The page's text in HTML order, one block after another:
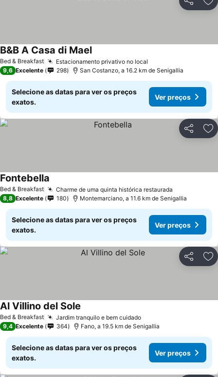
Partilhar
Bed & Breakfast Estacionamento privativo no local
B&B A Casa di Mael
9,6 Excelente 298 San Costanzo, a 16.2 km de Senigallia
Selecione as datas para ver os preços
exatos.
Ver preços
Partilhar
Bed & Breakfast Charme de uma quinta histórica restaurada
Fontebella
8,8 Excelente 180 Montemarciano, a 11.6 km de Senigallia
Selecione as datas para ver os preços
exatos.
Ver preços
Partilhar
Bed & Breakfast Jardim tranquilo e bem cuidado
Al Villino del Sole
9,4 Excelente 364 Fano, a 19.5 km de Senigallia
Selecione as datas para ver os preços
exatos.
Ver preços